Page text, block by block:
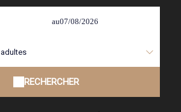
au
adultes
RECHERCHER